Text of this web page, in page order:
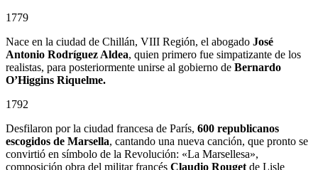
1779
Nace en la ciudad de Chillán, VIII Región, el abogado José
Antonio Rodríguez Aldea, quien primero fue simpatizante de los
realistas, para posteriormente unirse al gobierno de Bernardo
O’Higgins Riquelme.
1792
Desfilaron por la ciudad francesa de París, 600 republicanos
escogidos de Marsella, cantando una nueva canción, que pronto se
convirtió en símbolo de la Revolución: «La Marsellesa»,
composición obra del militar francés Claudio Rouget de Lisle